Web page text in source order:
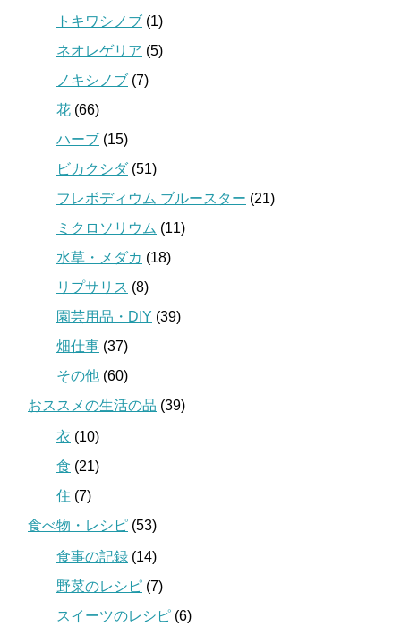
トキワシノブ (1)
ネオレゲリア (5)
ノキシノブ (7)
花 (66)
ハーブ (15)
ビカクシダ(51)
フレボディウム ブルースター (21)
ミクロソリウム (11)
水草・メダカ (18)
リプサリス (8)
園芸用品・DIY (39)
畑仕事 (37)
その他 (60)
おススメの生活の品 (39)
衣 (10)
食 (21)
住 (7)
食べ物・レシピ (53)
食事の記録 (14)
野菜のレシピ (7)
スイーツのレシピ (6)